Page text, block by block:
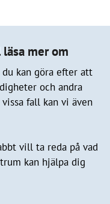
mer om
kan göra efter att
och andra
fall kan vi även
vill ta reda på vad
kan hjälpa dig